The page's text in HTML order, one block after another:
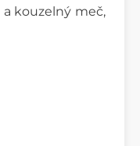
a kouzelný meč,